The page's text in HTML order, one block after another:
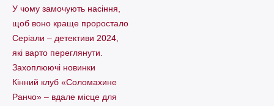
У чому замочують насіння,
щоб воно краще проростало
Серіали – детективи 2024,
які варто пеpеглянути.
Захоплюючі новинки
Кінний клуб «Соломахине
Ранчо» – вдале місце для